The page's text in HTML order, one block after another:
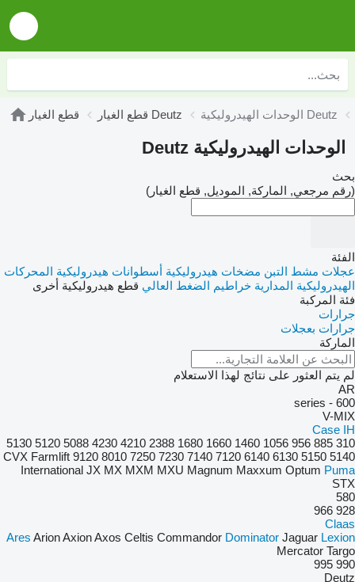
قطع الغيار قطع الغيار Deutz الوحدات الهيدروليكية Deutz
الوحدات الهيدروليكية Deutz
بحث
(رقم مرجعي, الماركة, الموديل, قطع الغيار)
الفئة
عجلات مشط التبن مضخات هيدروليكية أسطوانات هيدروليكية المحركات
الهيدروليكية المدارية خراطيم الضغط العالي قطع هيدروليكية أخرى
فئة المركبة
جرارات
جرارات بعجلات
الماركة
لم يتم العثور على نتائج لهذا الاستعلام
AR
600 - series
V-MIX
Case IH
310
885
956
1056
1460
1660
1680
2388
4210
4230
5088
5120
5130
5140
5150
6130
6140
7120
7140
7230
7250
8010
9120
CVX Farmlift
International JX MX MXM MXU Magnum Maxxum Optum Puma
STX
580
928
966
Claas
Ares ArionAxionAxos Celtis Commandor Dominator Jaguar Lexion
Mercator Targo
990
995
Deutz